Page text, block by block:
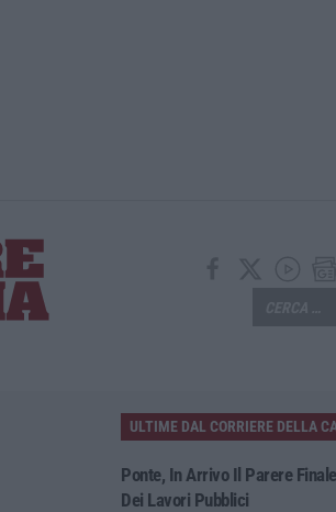
ULTIME DAL CORRIERE DELLA
Ponte, In Arrivo Il Parere
Dei Lavori Pubblici